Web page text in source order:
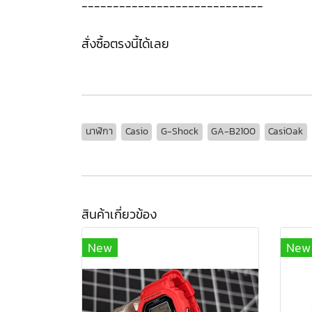
-----------------------------
สั่งซื้อตรงนี้ได้เลย
นาฬิกา Casio G-Shock GA-B2100 CasiOak
สินค้าเกี่ยวข้อง
New
New